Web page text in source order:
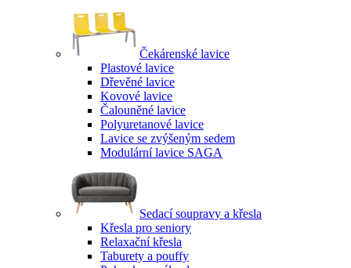
Čekárenské lavice
Plastové lavice
Dřevěné lavice
Kovové lavice
Čalouněné lavice
Polyuretanové lavice
Lavice se zvýšeným sedem
Modulární lavice SAGA
Sedací soupravy a křesla
Křesla pro seniory
Relaxační křesla
Taburety a pouffy